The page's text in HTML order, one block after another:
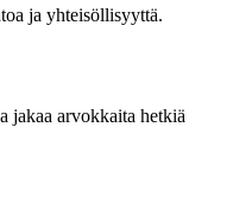
ja yhteisöllisyyttä.
jakaa arvokkaita hetkiä